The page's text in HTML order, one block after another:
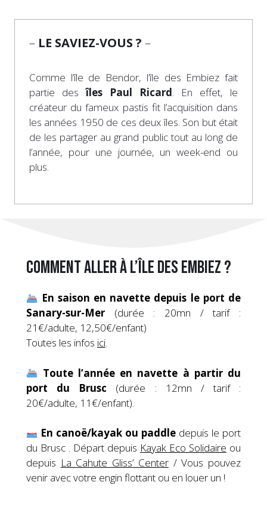
– LE SAVIEZ-VOUS ? –
Comme l’île de Bendor, l’île des Embiez fait
partie desîles Paul Ricard. En effet, le
créateur du fameux pastis fit l’acquisition dans
les années 1950 de ces deux îles. Son but était
de les partager au grand public tout au long de
l’année, pour une journée, un week-end ou
plus.
Comment aller à l’île des Embiez ?
En saison en navette depuis le port de
Sanary-sur-Mer (durée : 20mn / tarif :
21€/adulte, 12,50€/enfant)
Toutes les infos ici.
Toute l’année en navette à partir du
port du Brusc (durée : 12mn / tarif :
20€/adulte, 11€/enfant).
En canoë/kayak ou paddle depuis le port
du Brusc . Départ depuis Kayak Eco Solidaire ou
depuis La Cahute Gliss’ Center/ Vous pouvez
venir avec votre engin flottant ou en louer un !